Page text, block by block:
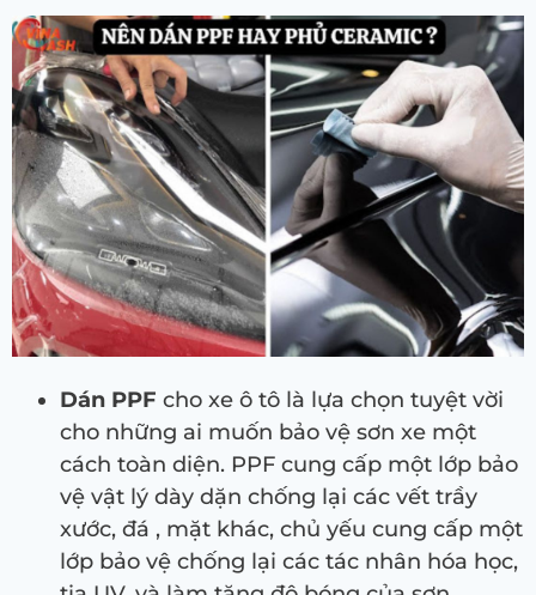
Dán PPF cho xe ô tô là lựa chọn tuyệt vời
cho những ai muốn bảo vệ sơn xe một
cách toàn diện. PPF cung cấp một lớp bảo
vệ vật lý dày dặn chống lại các vết trầy
xước, đá , mặt khác, chủ yếu cung cấp một
lớp bảo vệ chống lại các tác nhân hóa học,